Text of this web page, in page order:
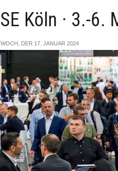
Köln · 3.-6.
DER 17. JANUAR 2024